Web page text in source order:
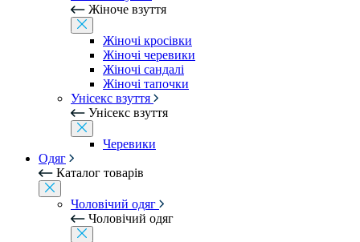
Жіноче взуття
Жіночі кросівки
Жіночі черевики
Жіночі сандалі
Жіночі тапочки
Унісекс взуття
Унісекс взуття
Черевики
Одяг
Каталог товарів
Чоловічий одяг
Чоловічий одяг